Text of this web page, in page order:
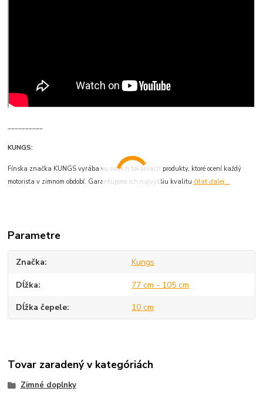
__________
KUNGS:
Fínska značka KUNGS vyrába vo svojich továrňach produkty, ktoré ocení každý
motorista v zimnom období. Garantujeme ich najvyššiu kvalitučítať ďalej...
Parametre
Značka Kungs
Dĺžka 77 cm - 105 cm
Dĺžka čepele 10 cm
Tovar zaradený v kategóriách
Zimné doplnky